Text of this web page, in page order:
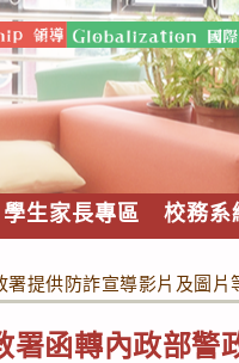
學生家長專區 校務系
提供防詐宣導影片及圖
署函轉內政部警